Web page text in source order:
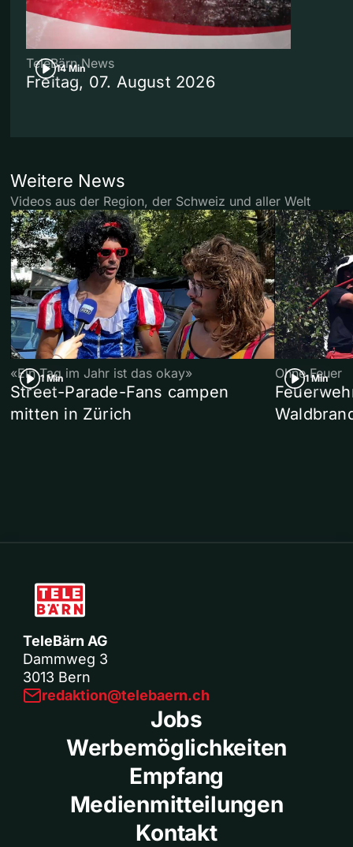
14 Min
TeleBärn News
Freitag, 07. August 2026
Weitere News
Videos aus der Region, der Schweiz und aller Welt
1 Min
«Ein Tag im Jahr ist das okay»
Street-Parade-Fans campen
mitten in Zürich
1 Min
Ohne Feuer
TeleBärn AG
Dammweg 3
3013 Bern
redaktion@telebaern.ch
Jobs
Werbemöglichkeiten
Empfang
Medienmitteilungen
Kontakt